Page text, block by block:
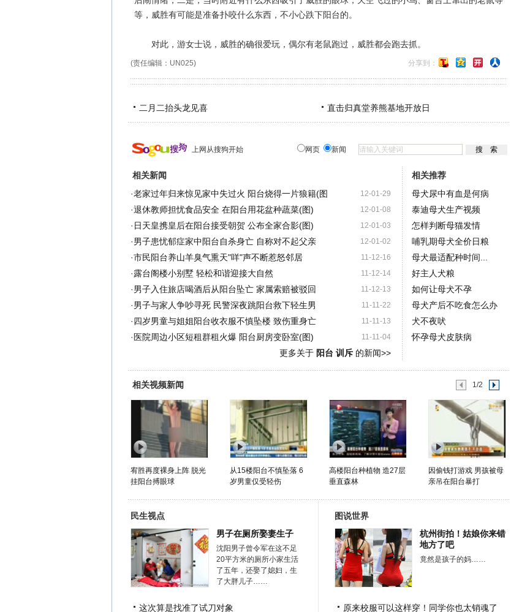
等，威胜有可能是准备扑咬什么东西，不小心跌下阳台的。
对此，游女士说，威胜的确很爱玩，偶尔有老鼠跑过，威胜都会跑去抓。
(责任编辑：UN025) 分享到：
二月二抬头龙见喜 直击归真堂养熊基地开放日
上网从搜狗开始 网页 新闻
相关新闻
12-01-29
·老家过年归来惊见家中失过火 阳台烧得一片狼籍(图
12-01-08
·退休教师担忧食品安全 在阳台用花盆种蔬菜(图)
12-01-03
· 日天皇携皇后在阳台接受朝贺 公布全家合影(图)
12-01-02
·男子患忧郁症家中阳台自杀身亡 自称对不起父亲
11-12-16
·市民阳台养山羊臭气熏天"咩"声不断惹怒邻居
11-12-14
·露台阁楼小别墅 轻松和谐迎接大自然
11-12-13
·男子入住旅店喝酒后从阳台坠亡 家属索赔被驳回
11-11-22
·男子与家人争吵寻死 民警深夜跳阳台救下轻生男
11-11-13
·四岁男童与姐姐阳台收衣服不慎坠楼 致伤重身亡
11-11-04
· 医院周边小区短租群租火爆 阳台厨房变卧室(图)
更多关于 阳台 训斥的新闻>>
相关推荐
母犬尿中有血是何病
泰迪母犬生产视频
怎样判断母猫发情
哺乳期母犬全价日粮
母犬最适配种时间...
好主人犬粮
如何让母犬不孕
母犬产后不吃食怎么办
犬不夜吠
怀孕母犬皮肤病
相关视频新闻 1/2
宥胜再度裸身上阵 脱光
挂阳台搏眼球
从15楼阳台不慎坠落 6
岁男童仅受轻伤
高楼阳台种植物 造27层
垂直森林
因偷钱打游戏 男孩被母
亲吊在阳台暴打
民生视点
男子在厕所娶妻生子
沈阳男子曾令军在这不足
20平方米的厕所小家生活
了五年，还娶了媳妇，生
了大胖儿子……
这次算是找准了试刀对象
图说世界
杭州街拍！姑娘你来错
地方了吧
竟然是孩子的妈……
原来校服可以这样穿！同学你也太销魂了